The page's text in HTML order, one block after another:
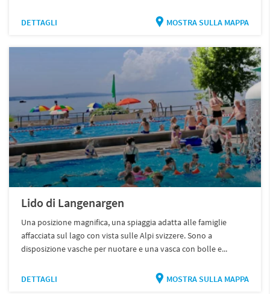
DETTAGLI MOSTRA SULLA MAPPA
Lido di Langenargen
Una posizione magnifica, una spiaggia adatta alle famiglie
affacciata sul lago con vista sulle Alpi svizzere. Sono a
disposizione vasche per nuotare e una vasca con bolle e...
DETTAGLI MOSTRA SULLA MAPPA